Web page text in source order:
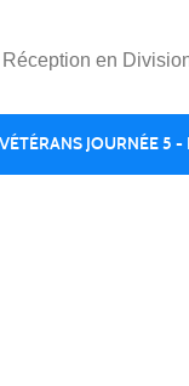
en
JOURNÉE 5